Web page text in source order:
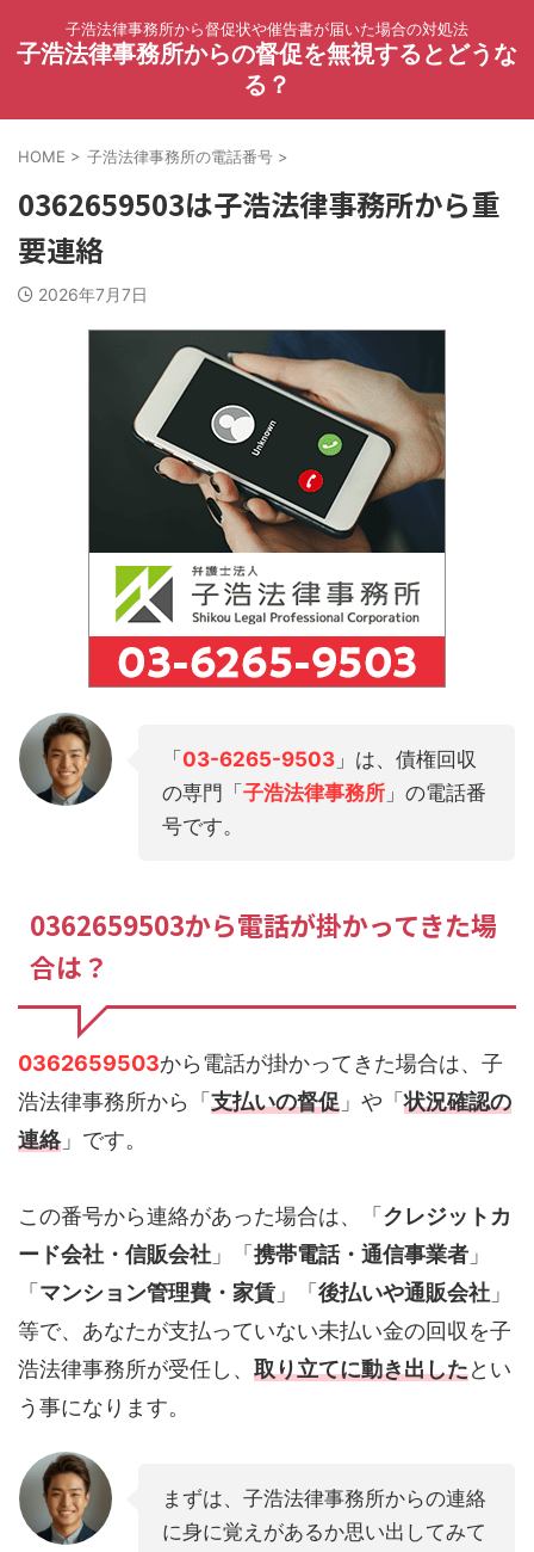
子浩法律事務所から督促状や催告書が届いた場合の対処法
子浩法律事務所からの督促を無視するとどうな
る？
HOME > 子浩法律事務所の電話番号 >
0362659503は子浩法律事務所から重
要連絡
2026年7月7日
「 03-6265-9503 」は、債権回収
の専門「 子浩法律事務所 」の電話番
号です。
0362659503から電話が掛かってきた場
合は？
0362659503から電話が掛かってきた場合は、子
浩法律事務所から「 支払いの督促 」や「状況確認の
連絡」です。
この番号から連絡があった場合は、「 クレジットカ
ード会社・信販会社 」「 携帯電話・通信事業者 」
「 マンション管理費・家賃 」「 後払いや通販会社 」
等で、あなたが支払っていない未払い金の回収を子
浩法律事務所が受任し、 取り立てに動き出したとい
う事になります。
まずは、子浩法律事務所からの連絡
に身に覚えがあるか思い出してみて